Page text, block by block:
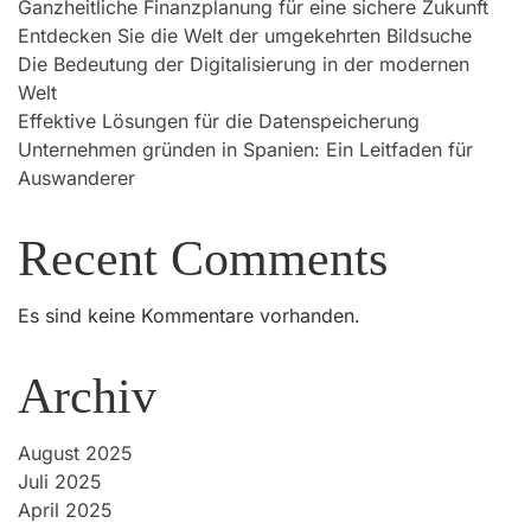
Ganzheitliche Finanzplanung für eine sichere Zukunft
Entdecken Sie die Welt der umgekehrten Bildsuche
Die Bedeutung der Digitalisierung in der modernen
Welt
Effektive Lösungen für die Datenspeicherung
Unternehmen gründen in Spanien: Ein Leitfaden für
Auswanderer
Recent Comments
Es sind keine Kommentare vorhanden.
Archiv
August 2025
Juli 2025
April 2025